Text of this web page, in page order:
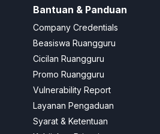
Bantuan & Panduan
Company Credentials
Beasiswa Ruangguru
Cicilan Ruangguru
Promo Ruangguru
Vulnerability Report
Layanan Pengaduan
Syarat & Ketentuan